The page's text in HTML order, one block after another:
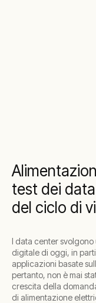
test dei
del ciclo di
I data center svolgono
digitale di oggi, in
applicazioni basate
pertanto, non è mai
crescita della
di alimentazione